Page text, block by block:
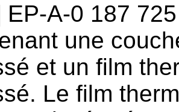
EP-A-0 187
une
et un film
Le film